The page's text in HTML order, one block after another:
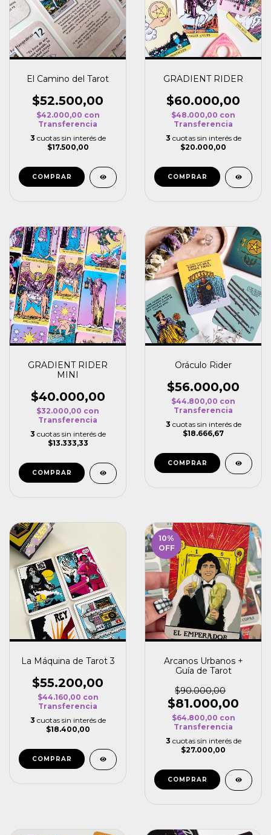
El Camino del Tarot
$52.500,00
$42.000,00 con
Transferencia
3 cuotas sin interés de
$17.500,00
GRADIENT RIDER
$60.000,00
$48.000,00 con
Transferencia
3 cuotas sin interés de
$20.000,00
GRADIENT RIDER
MINI
$40.000,00
$32.000,00 con
Transferencia
3 cuotas sin interés de
$13.333,33
Oráculo Rider
$56.000,00
$44.800,00 con
Transferencia
3 cuotas sin interés de
$18.666,67
La Máquina de Tarot 3
$55.200,00
$44.160,00 con
Transferencia
3 cuotas sin interés de
$18.400,00
10%
OFF
Arcanos Urbanos +
Guía de Tarot
$90.000,00
$81.000,00
$64.800,00 con
Transferencia
3 cuotas sin interés de
$27.000,00